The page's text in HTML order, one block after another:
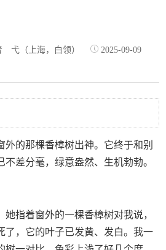
弋（上海，白领）
2025-09-09
外的那棵香樟树出神。它终于和别
差分毫，绿意盎然、生机勃勃。
她指着窗外的一棵香樟树对我说，
了，它的叶子已发黄、发白。我一